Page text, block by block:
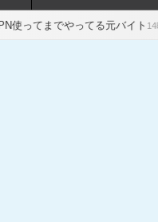
る元バイト14時間前【原神】ドラ